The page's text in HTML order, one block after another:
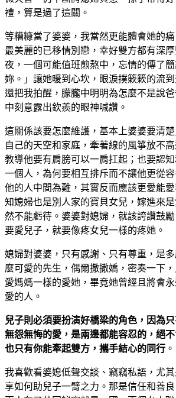
禮，算是過了這關。
等糟糠當了婆婆，我當然更能體會她的
最美麗的已移情別戀，幸好雙方都有深
夜，一個可能值班煎熬中，忘情的傳了
妳。」讓她暖到心坎，眼淚撲簌簌的流
還把我拍醒，朦朧中明明為怎麼不是說
中刻意露出欽羨的眼神喊讚。
這關係該要怎麼維護，基本上婆婆要清
自己的天空和家庭，牽著線的風箏放不
教導他要有肩膀可以一肩扛起；也要認
一個人，為何要相互排斥而不讓他更從
他的人中間為難，其實反而應該更愛能
知媳婦也是別人家的寶貝女兒，嫁進來
然不能虧待。婆婆對媳婦，就該誇讚鼓
要愛兒子，就要像疼女兒一樣的疼她。
媳婦對婆婆，只有感謝、只有尊重，是
麼可愛的先生，偶爾撒撒嬌，密奏一下
愛媽媽一樣的愛她，畢竟她曾經且將會
愛的人。
兒子則必須要扮演好橋梁的角色，因為
無怨無悔的愛，是兩邊都能容忍的，絕不
也只有你能牽起雙方，攜手結心的同行 。
我喜歡看婆媳低聲交談、竊竊私語，尤
享如何助兒子一臂之力。那是信任和善